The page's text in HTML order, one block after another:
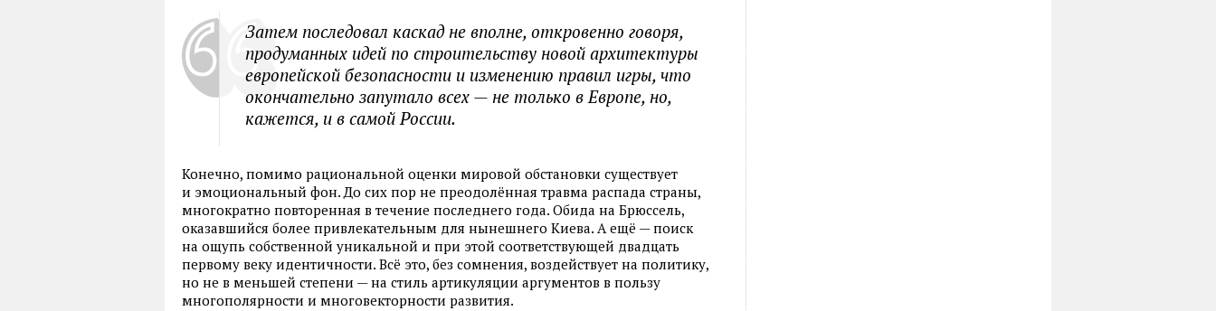
Затем последовал каскад не вполне, откровенно говоря,
продуманных идей по строительству новой архитектуры
европейской безопасности и изменению правил игры, что
окончательно запутало всех — не только в Европе, но,
кажется, и в самой России.
Конечно, помимо рациональной оценки мировой обстановки существует
и эмоциональный фон. До сих пор не преодолённая травма распада страны,
многократно повторенная в течение последнего года. Обида на Брюссель,
оказавшийся более привлекательным для нынешнего Киева. А ещё — поиск
на ощупь собственной уникальной и при этой соответствующей двадцать
первому веку идентичности. Всё это, без сомнения, воздействует на политику,
но не в меньшей степени — на стиль артикуляции аргументов в пользу
многополярности и многовекторности развития.